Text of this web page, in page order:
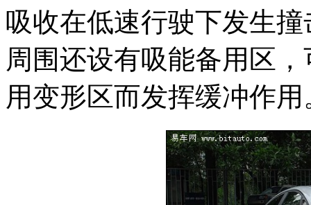
吸收在低速行驶下发生
周围还设有吸能备用区
用变形区而发挥缓冲作用